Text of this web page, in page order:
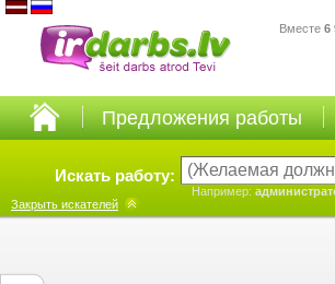
Вместе 6
Предложения работы
Искать работу:
Например:
Закрыть искателей